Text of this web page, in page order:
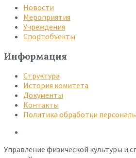
Новости
Мероприятия
Учреждения
Спортобъекты
Информация
Структура
История комитета
Документы
Контакты
Политика обработки
Управление физической культуры и